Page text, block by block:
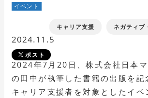
イベント
キャリア支援 ネガティブ
2024.11.5
ポスト
2024年7月20日、株式会社日本
の田中が執筆した書籍の出版を記
キャリア支援者を対象としたイベ